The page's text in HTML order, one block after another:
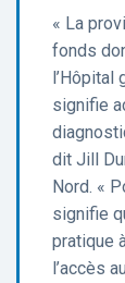
« La
fonds
l’Hôpital
signifie
dit Jill
Nord. «
signifie
pratique
l’accès